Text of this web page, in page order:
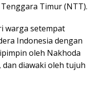
Timur (NTT).
warga setempat
Indonesia dengan
oleh Nakhoda
dan diawaki oleh tujuh